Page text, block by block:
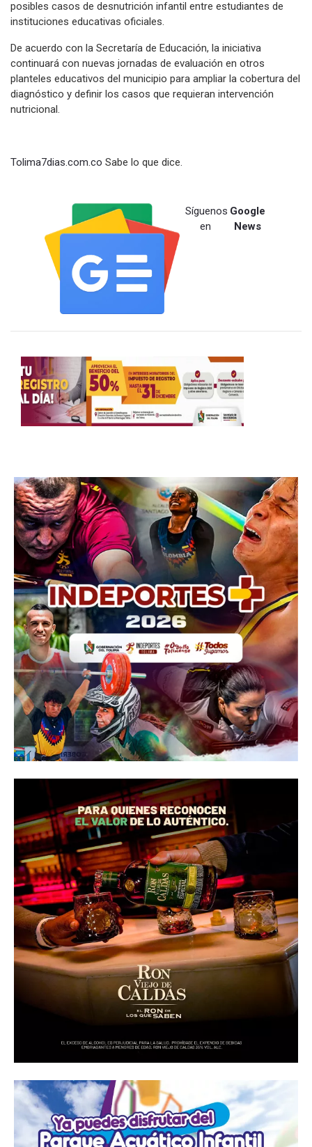
posibles casos de desnutrición infantil entre estudiantes de
instituciones educativas oficiales.
De acuerdo con la Secretaría de Educación, la iniciativa
continuará con nuevas jornadas de evaluación en otros
planteles educativos del municipio para ampliar la cobertura del
diagnóstico y definir los casos que requieran intervención
nutricional.
Tolima7dias.com.co Sabe lo que dice.
Síguenos
en
Google
News